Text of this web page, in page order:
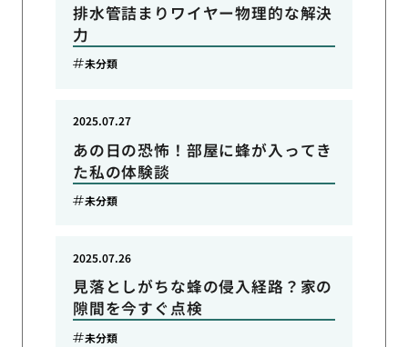
排水管詰まりワイヤー物理的な解決
力
未分類
あの日の恐怖！部屋に蜂が入ってき
た私の体験談
2025.07.27
未分類
見落としがちな蜂の侵入経路？家の
隙間を今すぐ点検
2025.07.26
未分類